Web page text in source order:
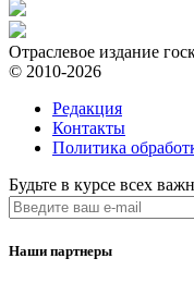
Отраслевое издание
© 2010-2026
Редакция
Контакты
Политика
Будьте в курсе всех
Наши партнеры